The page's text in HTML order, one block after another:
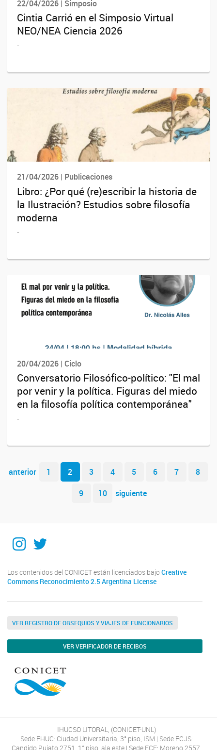
22/04/2026 | Simposio
Cintia Carrió en el Simposio Virtual
NEO/NEA Ciencia 2026
-
21/04/2026 | Publicaciones
Libro: ¿Por qué (re)escribir la historia de
la Ilustración? Estudios sobre filosofía
moderna
-
20/04/2026 | Ciclo
Conversatorio Filosófico-político: "El mal
por venir y la política. Figuras del miedo
en la filosofía política contemporánea"
-
Navegador de artículos
anterior 1 2 3 4 5 6 7
8
9
10 siguiente
Instagram
Twitter
Los contenidos del CONICET están licenciados bajo Creative
Commons Reconocimiento 2.5 Argentina License
VER REGISTRO DE OBSEQUIOS Y VIAJES DE FUNCIONARIOS
VER VERIFICADOR DE RECIBOS
IHUCSO LITORAL, (CONICET-UNL)
Sede FHUC: Ciudad Universitaria, 3° piso, ISM | Sede FCJS:
Candido Pujato 2751, 1° piso, ala este | Sede FCE: Moreno 2557,